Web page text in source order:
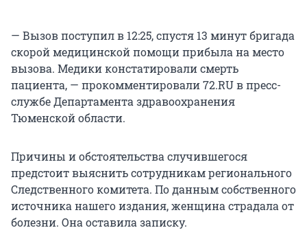
— Вызов поступил в 12:25, спустя 13 минут бригада
скорой медицинской помощи прибыла на место
вызова. Медики констатировали смерть
пациента, — прокомментировали 72.RU в пресс-
службе Департамента здравоохранения
Тюменской области.
Причины и обстоятельства случившегося
предстоит выяснить сотрудникам регионального
Следственного комитета. По данным собственного
источника нашего издания, женщина страдала от
болезни. Она оставила записку.